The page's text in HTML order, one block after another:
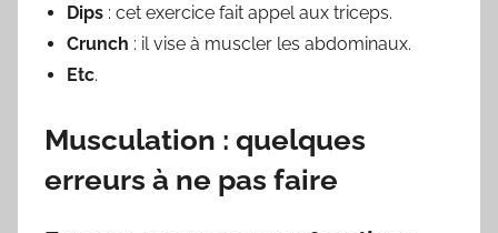
Dips : cet exercice fait appel aux triceps.
Crunch : il vise à muscler les abdominaux.
Etc.
Musculation : quelques
erreurs à ne pas faire